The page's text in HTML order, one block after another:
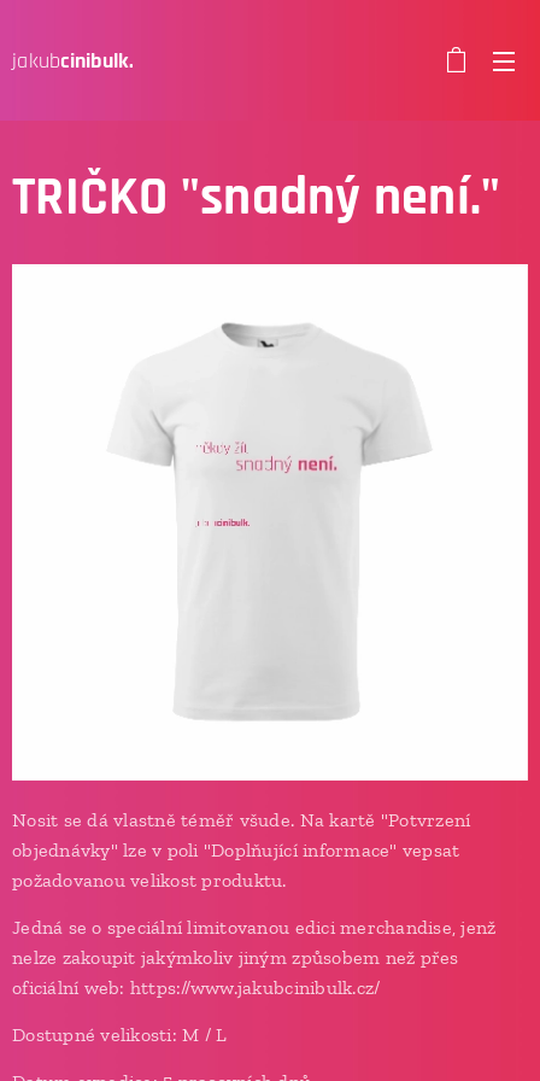
jakubcinibulk.
TRIČKO "snadný není."
Nosit se dá vlastně téměř všude. Na kartě "Potvrzení
objednávky" lze v poli "Doplňující informace" vepsat
požadovanou velikost produktu.
Jedná se o speciální limitovanou edici merchandise, jenž
nelze zakoupit jakýmkoliv jiným způsobem než přes
oficiální web: https://www.jakubcinibulk.cz/
Dostupné velikosti: M / L